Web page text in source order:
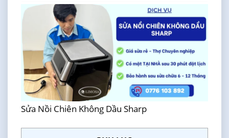
Sửa Nồi Chiên Không Dầu Sharp